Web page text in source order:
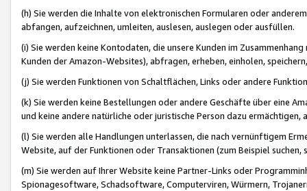
(h) Sie werden die Inhalte von elektronischen Formularen oder
abfangen, aufzeichnen, umleiten, auslesen, auslegen oder ausfüllen.
(i) Sie werden keine Kontodaten, die unsere Kunden im
Kunden der Amazon-Websites), abfragen, erheben, einholen,
(j) Sie werden Funktionen von Schaltflächen, Links oder andere
(k) Sie werden keine Bestellungen oder andere Geschäfte über eine
und keine andere natürliche oder juristische Person dazu
(l) Sie werden alle Handlungen unterlassen, die nach vernünftigem
Website, auf der Funktionen oder Transaktionen (zum Beispiel
(m) Sie werden auf Ihrer Website keine Partner-Links oder
Spionagesoftware, Schadsoftware, Computerviren, Würmern,